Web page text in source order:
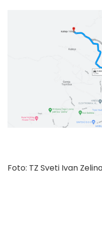
Foto: TZ Sveti Ivan